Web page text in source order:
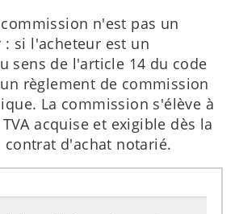
n'est pas un
si l'acheteur est un
sens de l'article 14 du code
règlement de commission
La commission s'élève à
TVA acquise et exigible dès la
d'achat notarié.